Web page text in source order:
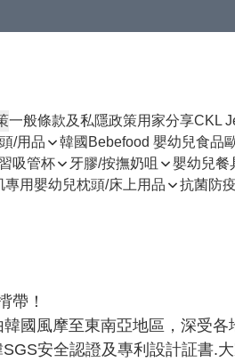
一般條款及私隱政策用家分享CKL
/用品 韓國Bebefood 嬰幼兒食品
吸管杯 牙膠/按撫奶咀 嬰幼兒餐
專用嬰幼兒枕頭/床上用品 抗菌防
帶！
國風摩至東南亞地區，深受各
安全認證及專利設計証書.大